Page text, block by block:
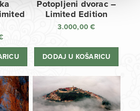
Potopljeni dvorac –
Limited Edition
3.000,00€
DODAJ U KOŠARICU